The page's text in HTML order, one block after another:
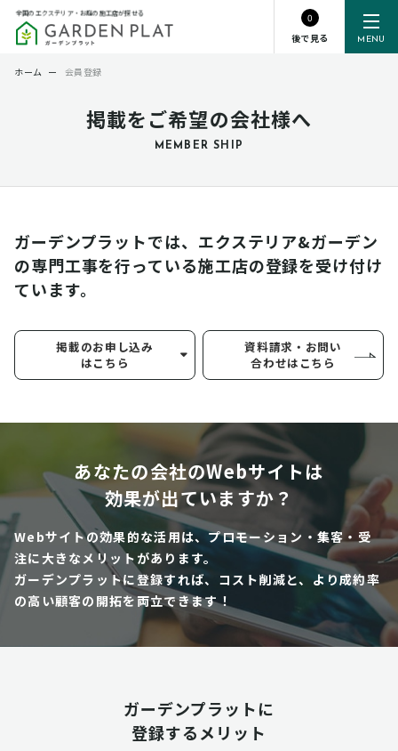
MENU
全国のエクステリア・お庭の施工店が探せる
0
後で見る
掲載をご希望の会社様へ
MEMBER SHIP
ホーム ー 会員登録
ガーデンプラットでは、エクステリア&ガーデン
の専門工事を行っている施工店の登録を受け付け
ています。
掲載のお申し込み
はこちら
資料請求・お問い
合わせはこちら
あなたの会社のWebサイトは
効果が出ていますか？
Webサイトの効果的な活用は、プロモーション・集客・受
注に大きなメリットがあります。
ガーデンプラットに登録すれば、コスト削減と、より成約率
の高い顧客の開拓を両立できます！
ガーデンプラットに
登録するメリット